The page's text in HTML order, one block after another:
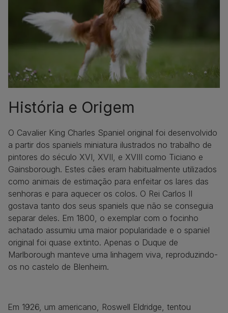
História e Origem
O Cavalier King Charles Spaniel original foi desenvolvido
a partir dos spaniels miniatura ilustrados no trabalho de
pintores do século XVI, XVII, e XVIII como Ticiano e
Gainsborough. Estes cães eram habitualmente utilizados
como animais de estimação para enfeitar os lares das
senhoras e para aquecer os colos. O Rei Carlos II
gostava tanto dos seus spaniels que não se conseguia
separar deles. Em 1800, o exemplar com o focinho
achatado assumiu uma maior popularidade e o spaniel
original foi quase extinto. Apenas o Duque de
Marlborough manteve uma linhagem viva, reproduzindo-
os no castelo de Blenheim.
Em 1926, um americano, Roswell Eldridge, tentou